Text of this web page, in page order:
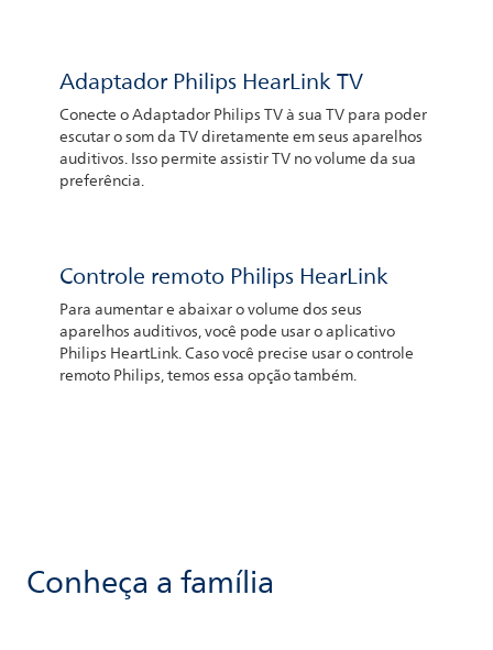
voz que é, então, transferida aos seus aparelhos
auditivos. Você também pode usar o Philips
AudioClip para deixar as mãos livres e fazer
chamadas telefônicas com o seu smartphone iPhone®
ou Android™
Adaptador Philips HearLink TV
Conecte o Adaptador Philips TV à sua TV para poder
escutar o som da TV diretamente em seus aparelhos
auditivos. Isso permite assistir TV no volume da sua
preferência.
Controle remoto Philips HearLink
Para aumentar e abaixar o volume dos seus
aparelhos auditivos, você pode usar o aplicativo
Philips HeartLink. Caso você precise usar o controle
remoto Philips, temos essa opção também.
Conheça a família